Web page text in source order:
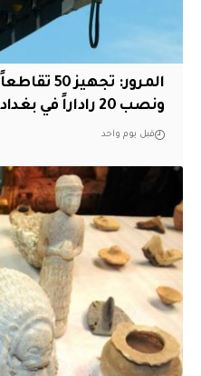
المرور:
ونصب 20 راداراً في بغداد
قبل يوم واحد